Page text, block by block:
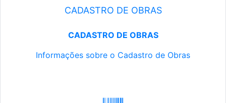
CADASTRO DE OBRAS
CADASTRO DE OBRAS
Informações sobre o Cadastro de Obras